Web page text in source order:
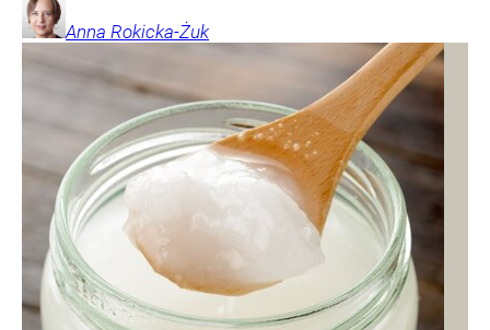
Anna Rokicka-Żuk